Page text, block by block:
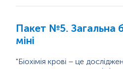
Програми з
Пакет №5. Загальна
міні
"Біохімія крові – це